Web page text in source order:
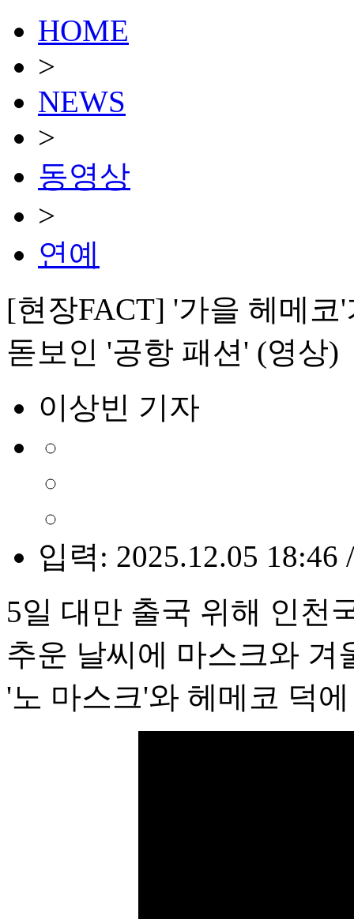
HOME
>
NEWS
>
동영상
>
연예
[현장FACT] '가을 헤메코
돋보인 '공항 패션' (영상)
이상빈 기자
입력: 2025.12.05 18:46
5일 대만 출국 위해 인천
추운 날씨에 마스크와 겨
'노 마스크'와 헤메코 덕